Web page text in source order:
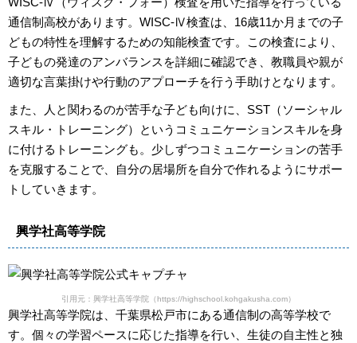
通信制高校があります。WISC-Ⅳ検査は、16歳11か月までの子
どもの特性を理解するための知能検査です。この検査により、
子どもの発達のアンバランスを詳細に確認でき、教職員や親が
適切な言葉掛けや行動のアプローチを行う手助けとなります。
また、人と関わるのが苦手な子ども向けに、SST（ソーシャル
スキル・トレーニング）というコミュニケーションスキルを身
に付けるトレーニングも。少しずつコミュニケーションの苦手
を克服することで、自分の居場所を自分で作れるようにサポー
トしていきます。
興学社高等学院
引用元：興学社高等学院（https://highschool.kohgakusha.com）
興学社高等学院は、千葉県松戸市にある通信制の高等学校で
す。個々の学習ペースに応じた指導を行い、生徒の自主性と独